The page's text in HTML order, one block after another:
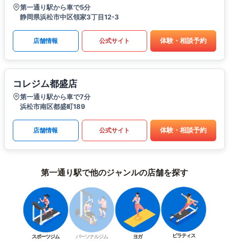
第一通り駅から車で5分
静岡県浜松市中区領家3丁目12-3
店舗情報 公式サイト 体験・相談予約
コレジム都盛店
第一通り駅から車で7分
浜松市南区都盛町189
店舗情報 公式サイト 体験・相談予約
第一通り駅で他のジャンルの店舗を探す
スポーツジム パーソナルジム ヨガ ピラティス